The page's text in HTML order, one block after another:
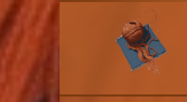
Перейти
к
контенту